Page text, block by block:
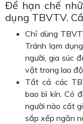
Để hạn chế
dụng TBVTV.
Chỉ dùng
Tránh lạm
người, gia súc
vật trong lao
Tất cả các
bao bì kín. Có
người nào cất
sắp xếp ngăn